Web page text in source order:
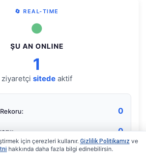
🔄 REAL-TIME
●
ŞU AN ONLINE
1
ziyaretçi sitede aktif
0
0
için çerezleri kullanır. Gizlilik Politikamız ve
hakkında daha fazla bilgi edinebilirsin.